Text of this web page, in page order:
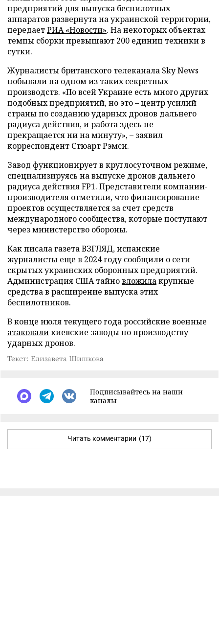
предприятий для выпуска беспилотных
аппаратов развернута на украинской территории,
передаетРИА «Новости». На некоторых объектах
темпы сборки превышают 200 единиц техники в
сутки.
Журналисты британского телеканала Sky News
побывали на одном из таких секретных
производств. «По всей Украине есть много других
подобных предприятий, но это – центр усилий
страны по созданию ударных дронов дальнего
радиуса действия, и работа здесь не
прекращается ни на минуту», – заявил
корреспондент Стюарт Рэмси.
Завод функционирует в круглосуточном режиме,
специализируясь на выпуске дронов дальнего
радиуса действия FP1. Представители компании-
производителя отметили, что финансирование
проектов осуществляется за счет средств
международного сообщества, которые поступают
через министерство обороны.
Как писала газета ВЗГЛЯД, испанские
журналисты еще в 2024 годусообщили о сети
скрытых украинских оборонных предприятий.
Администрация США тайновложилакрупные
средства в расширение выпуска этих
беспилотников.
В конце июля текущего года российские военные
атаковаликиевские заводы по производству
ударных дронов.
Текст: Елизавета Шишкова
Подписывайтесь на наши
каналы
Читать комментарии (17)